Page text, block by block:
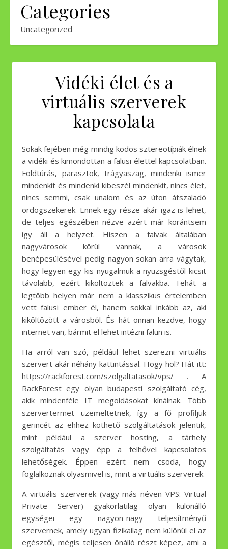
Categories
Uncategorized
Vidéki élet és a
virtuális szerverek
kapcsolata
Sokak fejében még mindig ködös sztereotípiák élnek
a vidéki és kimondottan a falusi élettel kapcsolatban.
Földtúrás, parasztok, trágyaszag, mindenki ismer
mindenkit és mindenki kibeszél mindenkit, nincs élet,
nincs semmi, csak unalom és az úton átszaladó
ördögszekerek. Ennek egy része akár igaz is lehet,
de teljes egészében nézve azért már korántsem
így áll a helyzet. Hiszen a falvak általában
nagyvárosok körül vannak, a városok
benépesülésével pedig nagyon sokan arra vágytak,
hogy legyen egy kis nyugalmuk a nyüzsgéstől kicsit
távolabb, ezért kiköltöztek a falvakba. Tehát a
legtöbb helyen már nem a klasszikus értelemben
vett falusi ember él, hanem sokkal inkább az, aki
kiköltözött a városból. És hát onnan kezdve, hogy
internet van, bármit el lehet intézni falun is.
Ha arról van szó, például lehet szerezni virtuális
szervert akár néhány kattintással. Hogy hol? Hát itt:
https://rackforest.com/szolgaltatasok/vps/ . A
RackForest egy olyan budapesti szolgáltató cég,
akik mindenféle IT megoldásokat kínálnak. Több
szervertermet üzemeltetnek, így a fő profiljuk
gerincét az ehhez köthető szolgáltatások jelentik,
mint például a szerver hosting, a tárhely
szolgáltatás vagy épp a felhővel kapcsolatos
lehetőségek. Éppen ezért nem csoda, hogy
foglalkoznak olyasmivel is, mint a virtuális szerverek.
A virtuális szerverek (vagy más néven VPS: Virtual
Private Server) gyakorlatilag olyan különálló
egységei egy nagyon-nagy teljesítményű
szervernek, amely ugyan fizikailag nem különül el az
egésztől, mégis teljesen önálló részt képez, ami a